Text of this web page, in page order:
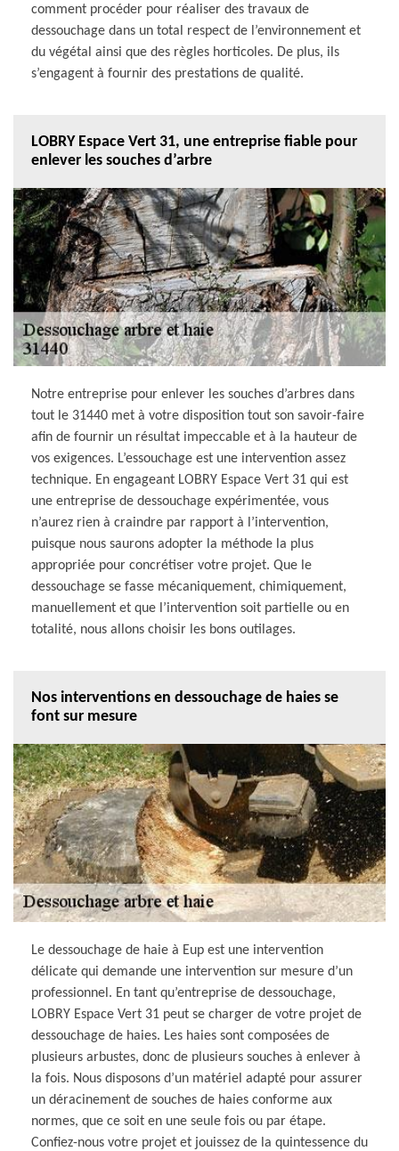
comment procéder pour réaliser des travaux de
dessouchage dans un total respect de l’environnement et
du végétal ainsi que des règles horticoles. De plus, ils
s’engagent à fournir des prestations de qualité.
LOBRY Espace Vert 31, une entreprise fiable pour
enlever les souches d’arbre
Notre entreprise pour enlever les souches d’arbres dans
tout le 31440 met à votre disposition tout son savoir-faire
afin de fournir un résultat impeccable et à la hauteur de
vos exigences. L’essouchage est une intervention assez
technique. En engageant LOBRY Espace Vert 31 qui est
une entreprise de dessouchage expérimentée, vous
n’aurez rien à craindre par rapport à l’intervention,
puisque nous saurons adopter la méthode la plus
appropriée pour concrétiser votre projet. Que le
dessouchage se fasse mécaniquement, chimiquement,
manuellement et que l’intervention soit partielle ou en
totalité, nous allons choisir les bons outilages.
Nos interventions en dessouchage de haies se
font sur mesure
Le dessouchage de haie à Eup est une intervention
délicate qui demande une intervention sur mesure d’un
professionnel. En tant qu’entreprise de dessouchage,
LOBRY Espace Vert 31 peut se charger de votre projet de
dessouchage de haies. Les haies sont composées de
plusieurs arbustes, donc de plusieurs souches à enlever à
la fois. Nous disposons d’un matériel adapté pour assurer
un déracinement de souches de haies conforme aux
normes, que ce soit en une seule fois ou par étape.
Confiez-nous votre projet et jouissez de la quintessence du